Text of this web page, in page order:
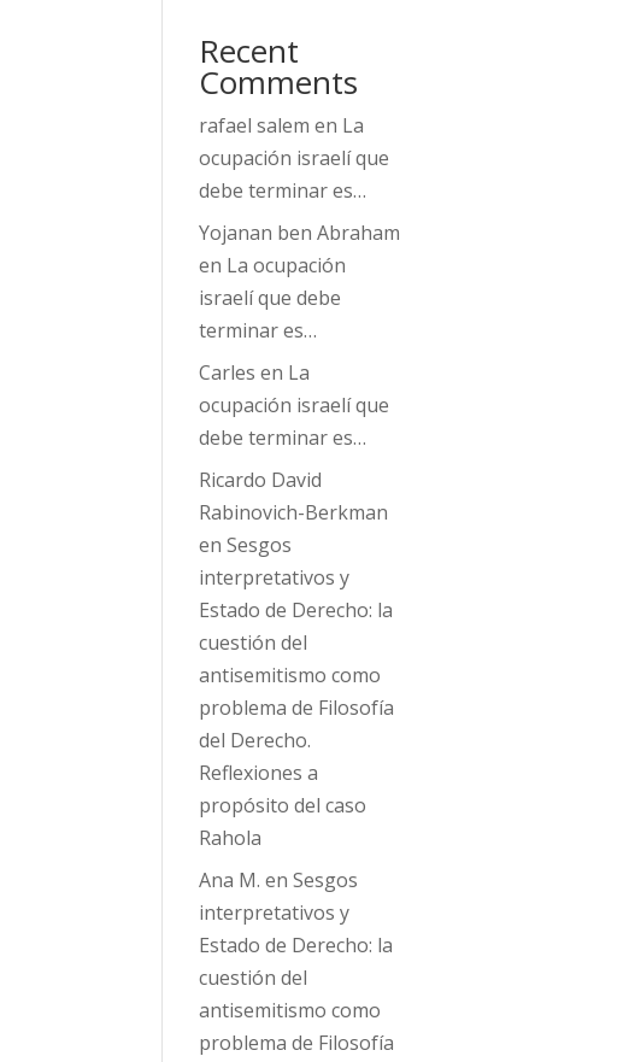
Recent
Comments
rafael salem en La
ocupación israelí que
debe terminar es…
Yojanan ben Abraham
en La ocupación
israelí que debe
terminar es…
Carles en La
ocupación israelí que
debe terminar es…
Ricardo David
Rabinovich-Berkman
en Sesgos
interpretativos y
Estado de Derecho: la
cuestión del
antisemitismo como
problema de Filosofía
del Derecho.
Reflexiones a
propósito del caso
Rahola
Ana M. en Sesgos
interpretativos y
Estado de Derecho: la
cuestión del
antisemitismo como
problema de Filosofía